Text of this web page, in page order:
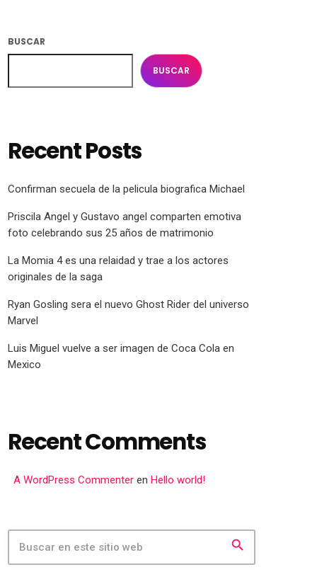
BUSCAR
BUSCAR
Recent Posts
Confirman secuela de la pelicula biografica Michael
Priscila Angel y Gustavo angel comparten emotiva
foto celebrando sus 25 años de matrimonio
La Momia 4 es una relaidad y trae a los actores
originales de la saga
Ryan Gosling sera el nuevo Ghost Rider del universo
Marvel
Luis Miguel vuelve a ser imagen de Coca Cola en
Mexico
Recent Comments
A WordPress Commenter en Hello world!
search